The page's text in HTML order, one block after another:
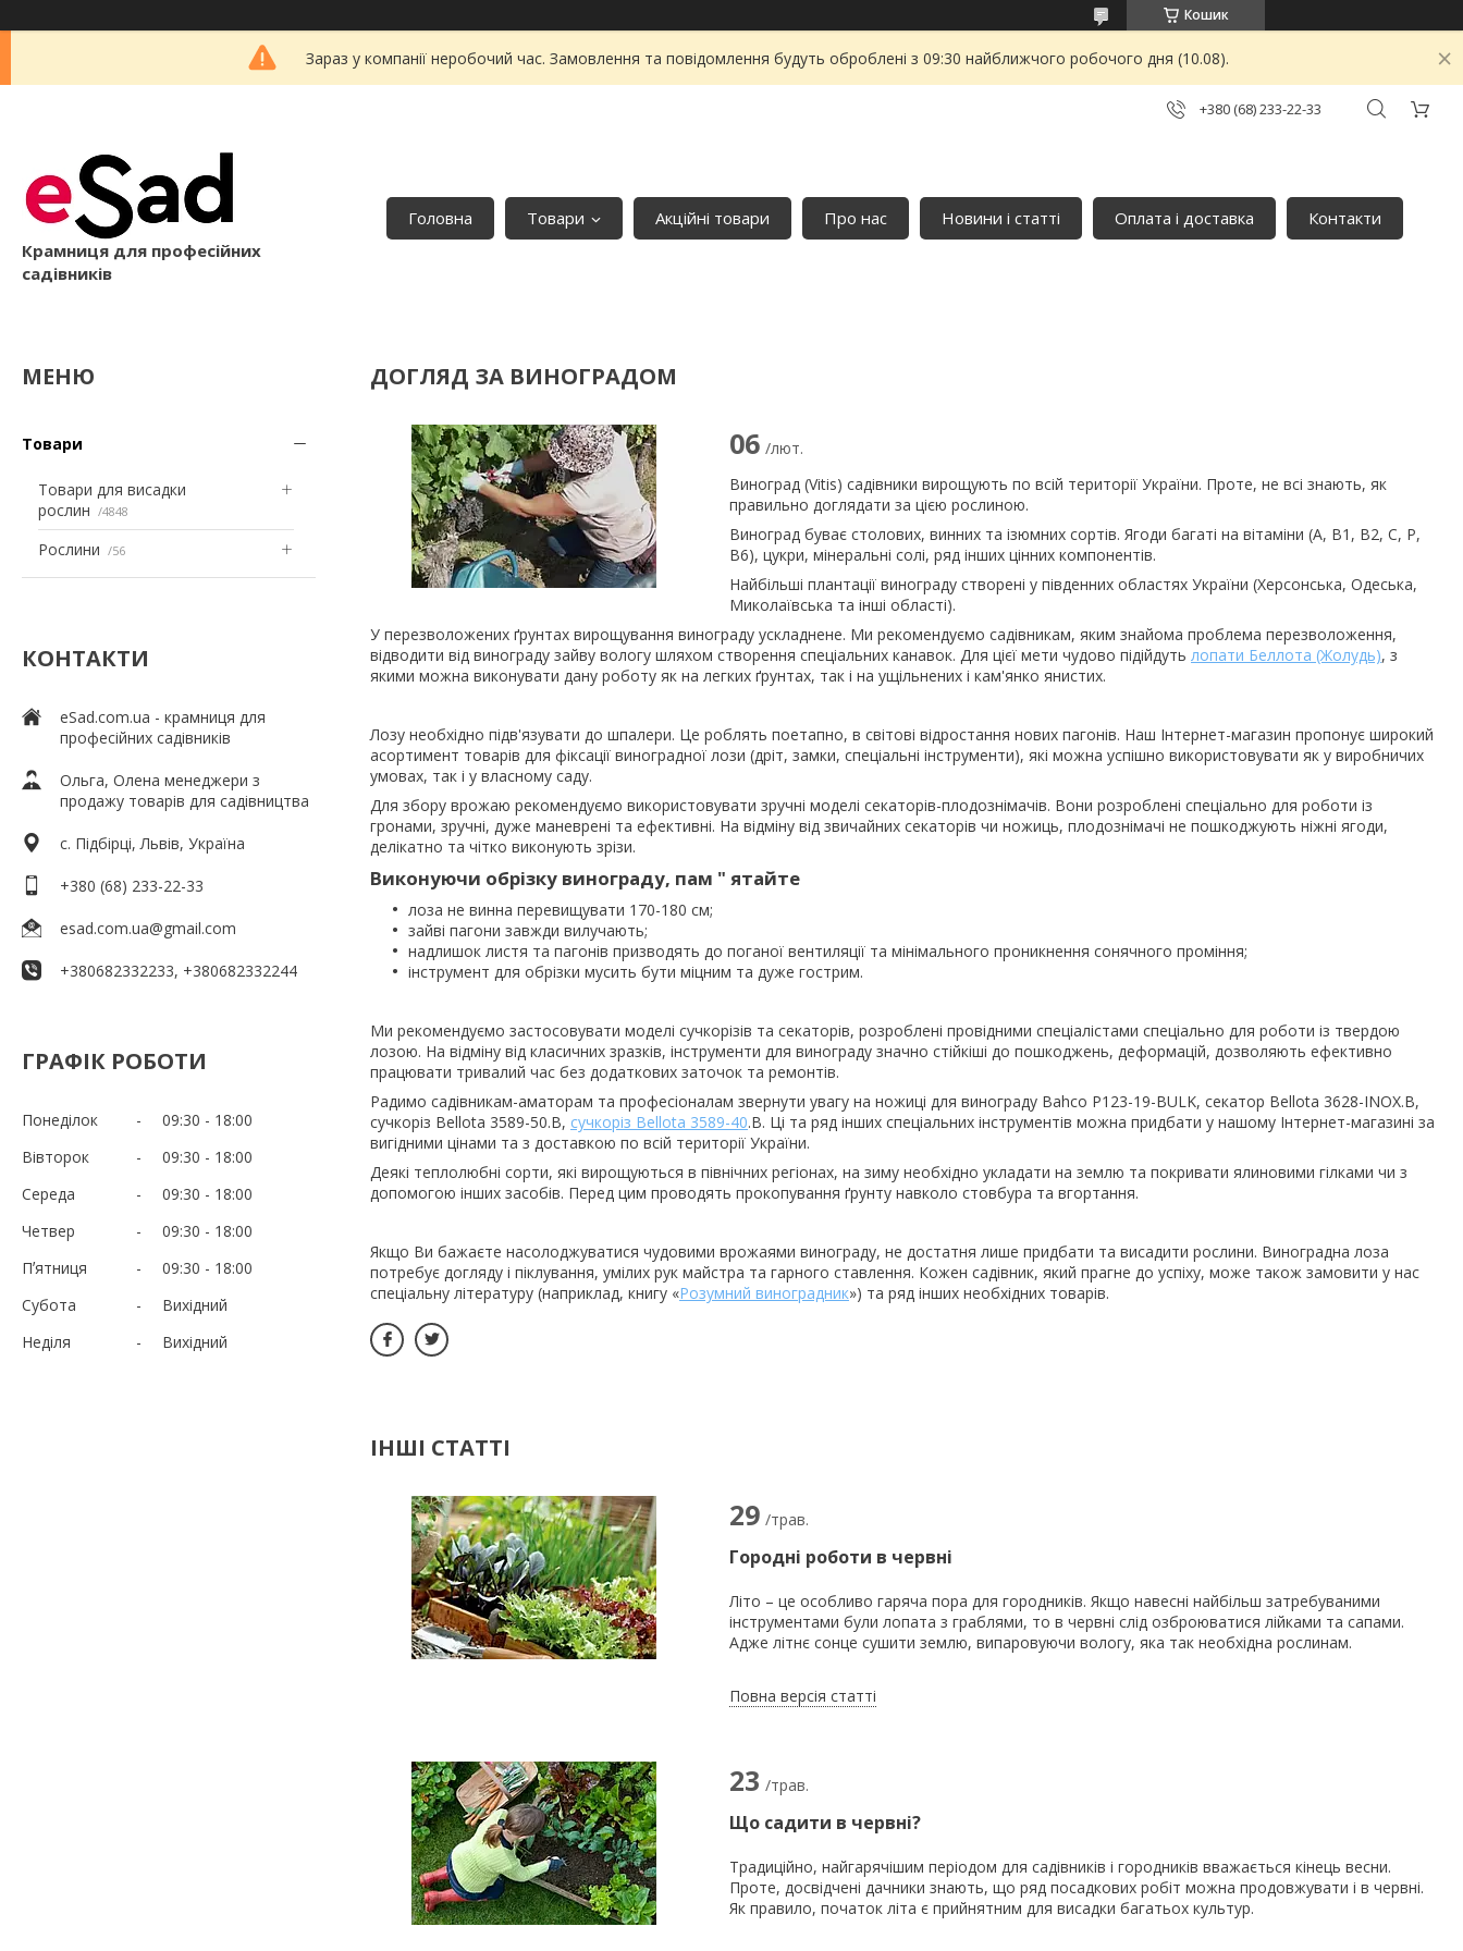
Кошик
Зараз у компанії неробочий час. Замовлення та повідомлення будуть оброблені з 09:30 найближчого робочого дня (10.08).
+380 (68) 233-22-33
Крамниця для професійних
садівників
Головна Товари Акційні товари Про нас Новини і статті Оплата і доставка Контакти
Товари
Товари для висадки
рослин
4848
Рослини 56
КОНТАКТИ
eSad.com.ua - крамниця для
професійних садівників
Ольга, Олена менеджери з
продажу товарів для садівництва
c. Підбірці, Львів, Україна
+380 (68) 233-22-33
esad.com.ua@gmail.com
+380682332233, +380682332244
ГРАФІК РОБОТИ
Понеділок 09:30
18:00
Вівторок
09:30
18:00
Середа
09:30
18:00
Четвер
09:30
18:00
Пʼятниця
09:30
18:00
Субота
Вихідний
Неділя
Вихідний
ДОГЛЯД ЗА ВИНОГРАДОМ
06 /лют.
Виноград (Vitis) садівники вирощують по всій території України. Проте, не всі знають, як
правильно доглядати за цією рослиною.
Виноград буває столових, винних та ізюмних сортів. Ягоди багаті на вітаміни (А, В1, В2, С, Р,
В6), цукри, мінеральні солі, ряд інших цінних компонентів.
Найбільші плантації винограду створені у південних областях України (Херсонська, Одеська,
Миколаївська та інші області).
У перезволожених ґрунтах вирощування винограду ускладнене. Ми рекомендуємо садівникам, яким знайома проблема перезволоження,
відводити від винограду зайву вологу шляхом створення спеціальних канавок. Для цієї мети чудово підійдуть лопати Беллота (Жолудь), з
якими можна виконувати дану роботу як на легких ґрунтах, так і на ущільнених і кам'янко янистих.
Лозу необхідно підв'язувати до шпалери. Це роблять поетапно, в світові відростання нових пагонів. Наш Інтернет-магазин пропонує широкий
асортимент товарів для фіксації виноградної лози (дріт, замки, спеціальні інструменти), які можна успішно використовувати як у виробничих
умовах, так і у власному саду.
Для збору врожаю рекомендуємо використовувати зручні моделі секаторів-плодознімачів. Вони розроблені спеціально для роботи із
гронами, зручні, дуже маневрені та ефективні. На відміну від звичайних секаторів чи ножиць, плодознімачі не пошкоджують ніжні ягоди,
делікатно та чітко виконують зрізи.
Виконуючи обрізку винограду, пам " ятайте
лоза не винна перевищувати 170-180 см;
зайві пагони завжди вилучають;
надлишок листя та пагонів призводять до поганої вентиляції та мінімального проникнення сонячного проміння;
інструмент для обрізки мусить бути міцним та дуже гострим.
Ми рекомендуємо застосовувати моделі сучкорізів та секаторів, розроблені провідними спеціалістами спеціально для роботи із твердою
лозою. На відміну від класичних зразків, інструменти для винограду значно стійкіші до пошкоджень, деформацій, дозволяють ефективно
працювати тривалий час без додаткових заточок та ремонтів.
Радимо садівникам-аматорам та професіоналам звернути увагу на ножиці для винограду Bahco P123-19-BULK, секатор Bellota 3628-INOX.B,
сучкоріз Bellota 3589-50.B, сучкоріз Bellota 3589-40.B. Ці та ряд інших спеціальних інструментів можна придбати у нашому Інтернет-магазині за
вигідними цінами та з доставкою по всій території України.
Деякі теплолюбні сорти, які вирощуються в північних регіонах, на зиму необхідно укладати на землю та покривати ялиновими гілками чи з
допомогою інших засобів. Перед цим проводять прокопування ґрунту навколо стовбура та вгортання.
Якщо Ви бажаєте насолоджуватися чудовими врожаями винограду, не достатня лише придбати та висадити рослини. Виноградна лоза
потребує догляду і піклування, умілих рук майстра та гарного ставлення. Кожен садівник, який прагне до успіху, може також замовити у нас
спеціальну літературу (наприклад, книгу «Розумний виноградник») та ряд інших необхідних товарів.
ІНШІ СТАТТІ
29 /трав.
Городні роботи в червні
Літо – це особливо гаряча пора для городників. Якщо навесні найбільш затребуваними
інструментами були лопата з граблями, то в червні слід озброюватися лійками та сапами.
Адже літнє сонце сушити землю, випаровуючи вологу, яка так необхідна рослинам.
Повна версія статті
23 /трав.
Що садити в червні?
Традиційно, найгарячішим періодом для садівників і городників вважається кінець весни.
Проте, досвідчені дачники знають, що ряд посадкових робіт можна продовжувати і в червні.
Як правило, початок літа є прийнятним для висадки багатьох культур.